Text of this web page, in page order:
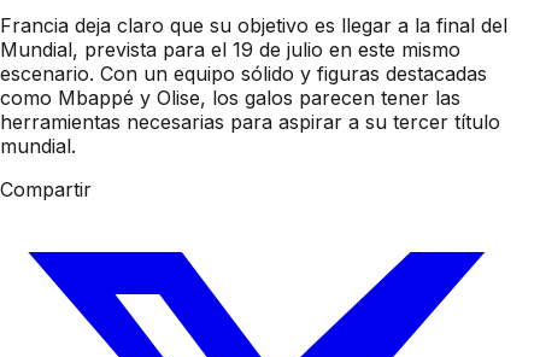
Francia deja claro que su objetivo es llegar a la final del
Mundial, prevista para el 19 de julio en este mismo
escenario. Con un equipo sólido y figuras destacadas
como Mbappé y Olise, los galos parecen tener las
herramientas necesarias para aspirar a su tercer título
mundial.
Compartir